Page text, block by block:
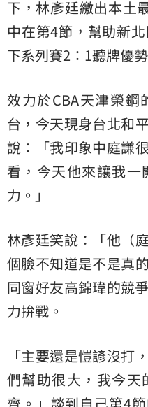
下，林彥廷繳出本土
中在第4節，幫助新
下系列賽2：1聽牌優勢
效力於CBA天津榮
台，今天現身台北和
說：「我印象中庭謙
看，今天他來讓我
力。」
林彥廷笑說：「他（
個臉不知道是不是真
同窗好友高錦瑋的競
力拚戰。
「主要還是愷諺沒打
們幫助很大，我今